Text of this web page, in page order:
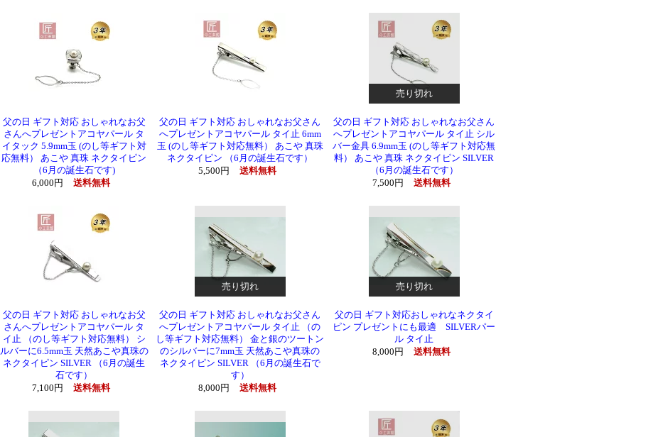
売り切れ
父の日 ギフト対応 おしゃれなお父
さんへプレゼントアコヤパール タ
イタック 5.9mm玉 (のし等ギフト対
応無料） あこや 真珠 ネクタイピン
（6月の誕生石です)
6,000円
送料無料
父の日 ギフト対応 おしゃれなお父さん
へプレゼントアコヤパール タイ止 6mm
玉 (のし等ギフト対応無料） あこや 真珠
ネクタイピン （6月の誕生石です）
5,500円
送料無料
父の日 ギフト対応 おしゃれなお父さん
へプレゼントアコヤパール タイ止 シル
バー金具 6.9mm玉 (のし等ギフト対応無
料） あこや 真珠 ネクタイピン SILVER
（6月の誕生石です）
7,500円
送料無料
売り切れ 売り切れ
父の日 ギフト対応 おしゃれなお父
さんへプレゼントアコヤパール タ
イ止 （のし等ギフト対応無料） シ
ルバーに6.5mm玉 天然あこや真珠の
ネクタイピン SILVER （6月の誕生
石です）
7,100円
送料無料
父の日 ギフト対応 おしゃれなお父さん
へプレゼントアコヤパール タイ止 （の
し等ギフト対応無料） 金と銀のツートン
のシルバーに7mm玉 天然あこや真珠の
ネクタイピン SILVER （6月の誕生石で
す）
8,000円
送料無料
父の日 ギフト対応おしゃれなネクタイ
ピン プレゼントにも最適 SILVERパー
ル タイ止
8,000円
送料無料